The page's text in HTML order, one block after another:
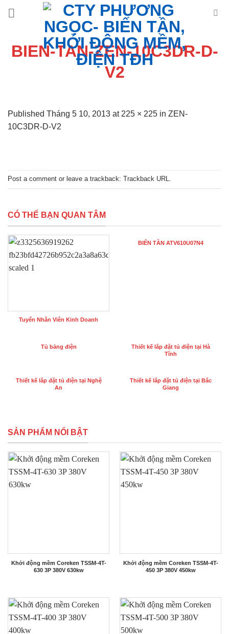
BIEN-TAN-ZEN-10C3DR-D-
V2
Published Tháng 5 10, 2013 at 225 × 225 in ZEN-
10C3DR-D-V2
Post a comment or leave a trackback: Trackback URL.
CÓ THỂ BẠN QUAN TÂM
Tuyển Nhân Viên Kinh Doanh
BIẾN TẦN ATV610U07N4
Tủ bảng điện
Thiết kế lắp đặt tủ điện tại Hà
Tĩnh
Thiết kế lắp đặt tủ điện tại Nghệ
An
Thiết kế lắp đặt tủ điện tại Bắc
Giang
SẢN PHẨM NỔI BẬT
Khởi động mềm Coreken TSSM-4T-
630 3P 380V 630kw
Khởi động mềm Coreken TSSM-4T-
450 3P 380V 450kw